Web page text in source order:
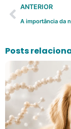
ANTERIOR
A importância da
Posts